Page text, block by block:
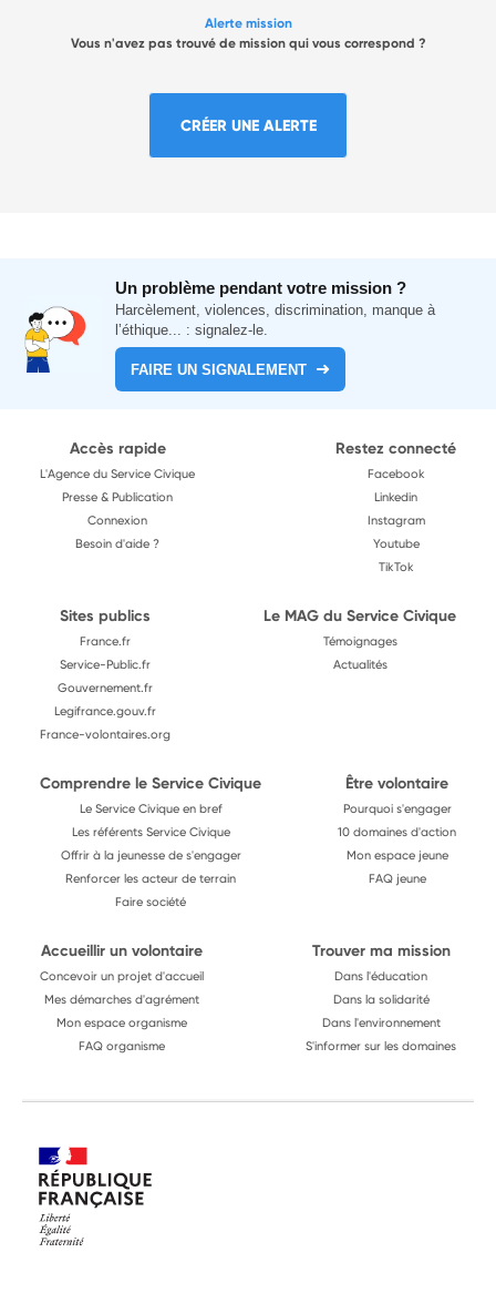
Alerte mission
Vous n'avez pas trouvé de mission qui vous correspond ?
CRÉER UNE ALERTE
Un problème pendant votre mission ?
Harcèlement, violences, discrimination, manque à
l’éthique... : signalez-le.
FAIRE UN SIGNALEMENT
Accès rapide
L'Agence du Service Civique
Presse & Publication
Connexion
Besoin d'aide ?
Restez connecté
Facebook
Linkedin
Instagram
Youtube
TikTok
Sites publics
France.fr
Service-Public.fr
Gouvernement.fr
Legifrance.gouv.fr
France-volontaires.org
Le MAG du Service Civique
Témoignages
Actualités
Comprendre le Service Civique
Le Service Civique en bref
Les référents Service Civique
Offrir à la jeunesse de s'engager
Renforcer les acteur de terrain
Faire société
Être volontaire
Pourquoi s'engager
10 domaines d'action
Mon espace jeune
FAQ jeune
Accueillir un volontaire
Concevoir un projet d'accueil
Mes démarches d'agrément
Mon espace organisme
FAQ organisme
Trouver ma mission
Dans l'éducation
Dans la solidarité
Dans l'environnement
S'informer sur les domaines